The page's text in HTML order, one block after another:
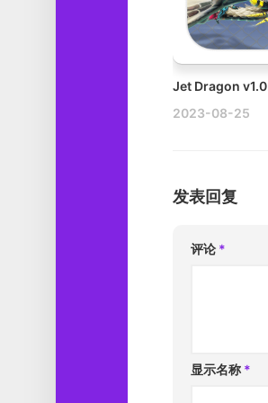
2023-08-25
发表回复
评论 *
显示名称 *